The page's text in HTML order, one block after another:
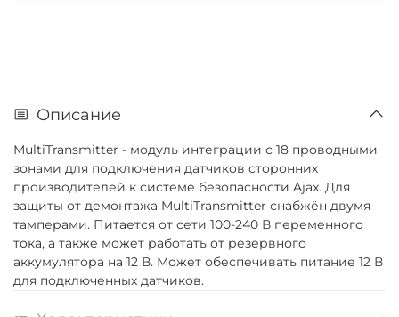
Описание
MultiTransmitter - модуль интеграции с 18 проводными
зонами для подключения датчиков сторонних
производителей к системе безопасности Ajax. Для
защиты от демонтажа MultiTransmitter снабжён двумя
тамперами. Питается от сети 100-240 В переменного
тока, а также может работать от резервного
аккумулятора на 12 В. Может обеспечивать питание 12 В
для подключенных датчиков.